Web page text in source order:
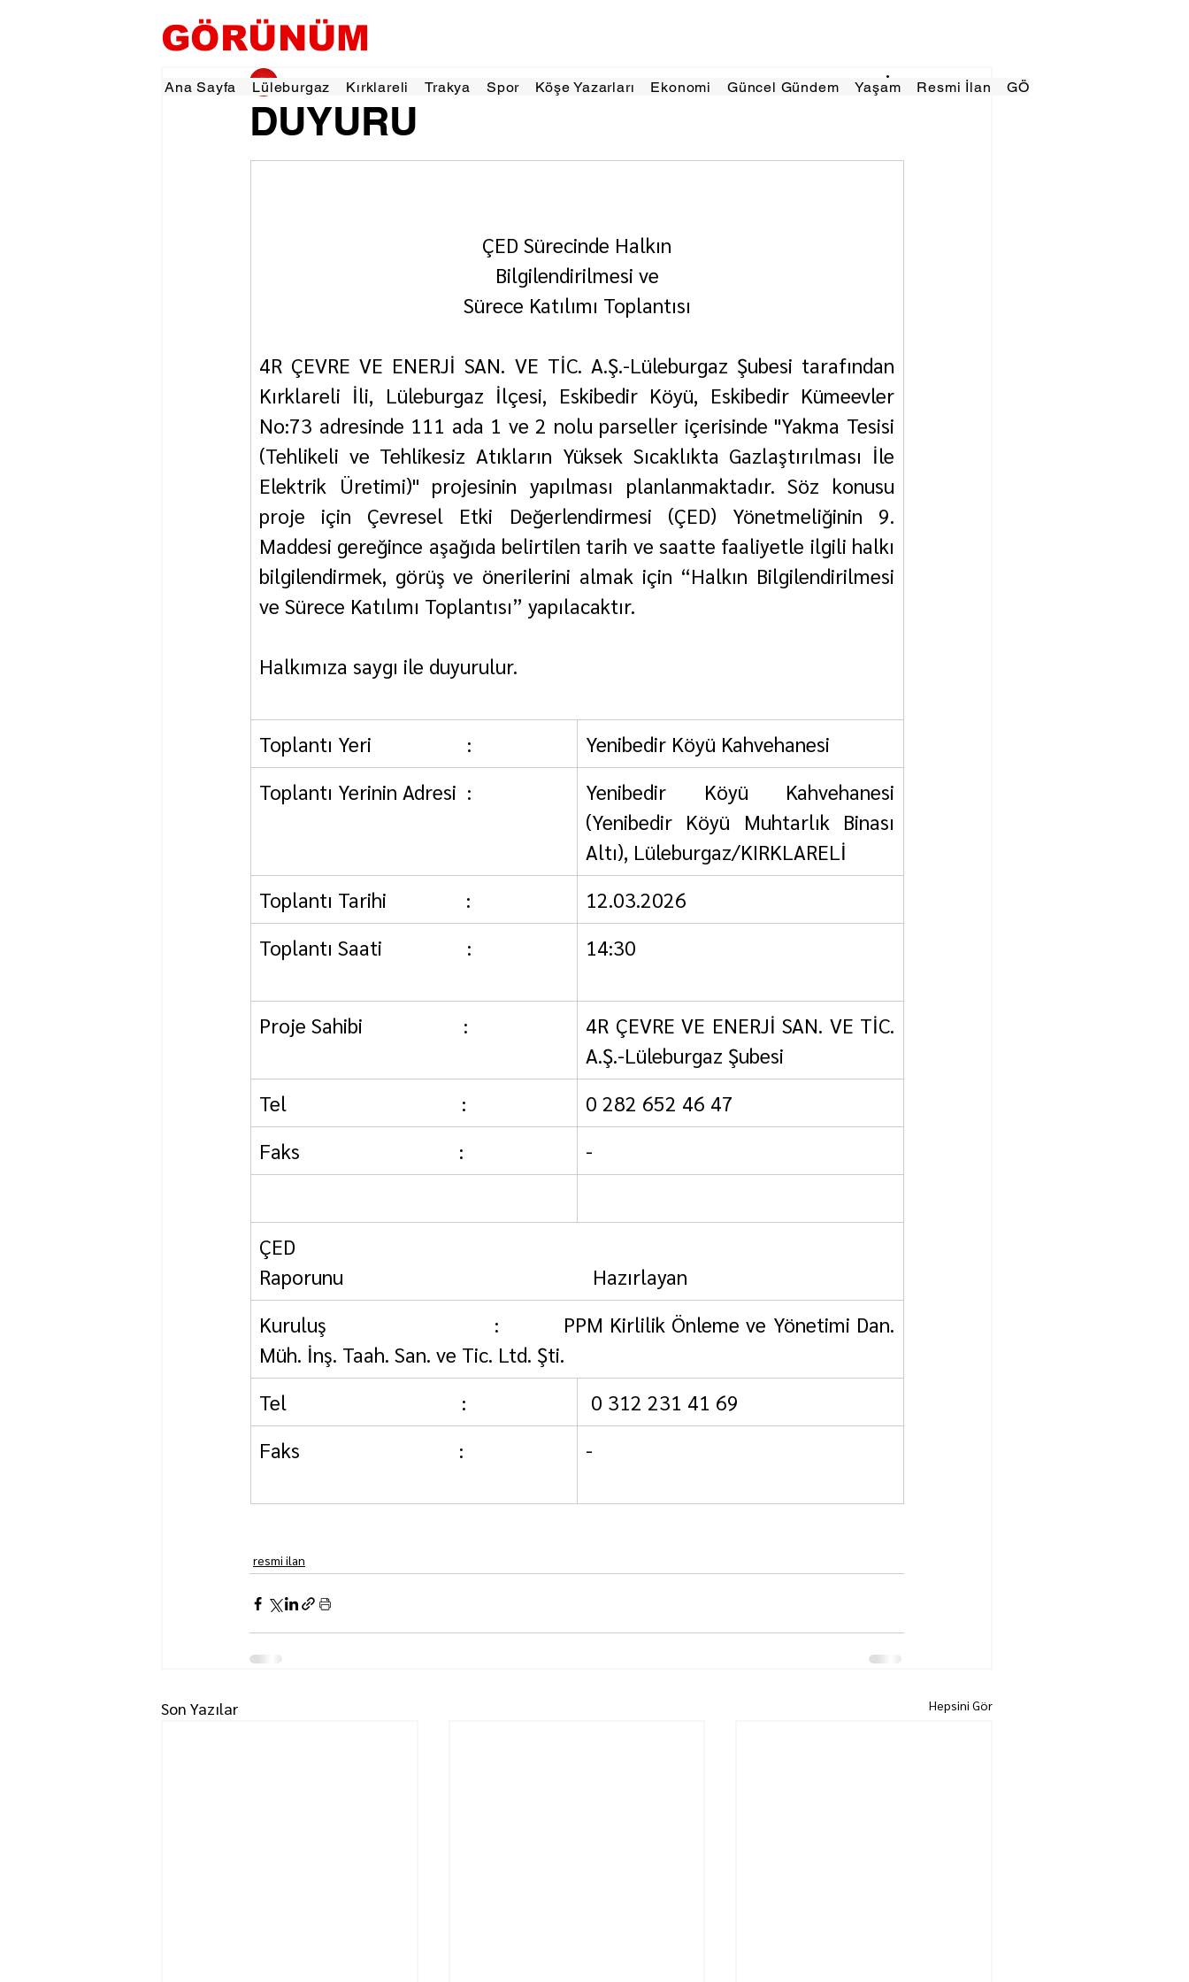
GÖRÜNÜM
Ana Sayfa Lüleburgaz Kırklareli Trakya Spor Köşe Yazarları Ekonomi Güncel Gündem Yaşam Resmi İlan GÖRÜNÜMTV
DUYURU
gorunumhaber 25 Şub 1 dakikada okunur
ÇED Sürecinde Halkın
Bilgilendirilmesi ve
Sürece Katılımı Toplantısı
4R ÇEVRE VE ENERJİ SAN. VE TİC. A.Ş.-Lüleburgaz Şubesi tarafından
Kırklareli İli, Lüleburgaz İlçesi, Eskibedir Köyü, Eskibedir Kümeevler
No:73 adresinde 111 ada 1 ve 2 nolu parseller içerisinde "Yakma Tesisi
(Tehlikeli ve Tehlikesiz Atıkların Yüksek Sıcaklıkta Gazlaştırılması İle
Elektrik Üretimi)" projesinin yapılması planlanmaktadır. Söz konusu
proje için Çevresel Etki Değerlendirmesi (ÇED) Yönetmeliğinin 9.
Maddesi gereğince aşağıda belirtilen tarih ve saatte faaliyetle ilgili halkı
bilgilendirmek, görüş ve önerilerini almak için “Halkın Bilgilendirilmesi
ve Sürece Katılımı Toplantısı” yapılacaktır.
Halkımıza saygı ile duyurulur.
Toplantı Yeri                  :
Yenibedir Köyü Kahvehanesi
Toplantı Yerinin Adresi  :
Yenibedir Köyü Kahvehanesi
(Yenibedir Köyü Muhtarlık Binası
Altı), Lüleburgaz/KIRKLARELİ
Toplantı Tarihi               :
12.03.2026
Toplantı Saati                :
14:30
Proje Sahibi                   :
4R ÇEVRE VE ENERJİ SAN. VE TİC.
A.Ş.-Lüleburgaz Şubesi
Tel                                 :
0 282 652 46 47
Faks                              :
-
ÇED
Raporunu                                               Hazırlayan
Kuruluş                          :          PPM Kirlilik Önleme ve Yönetimi Dan.
Müh. İnş. Taah. San. ve Tic. Ltd. Şti.
Tel                                 :
0 312 231 41 69
Faks                              :
-
resmi ilan
Son Yazılar Hepsini Gör